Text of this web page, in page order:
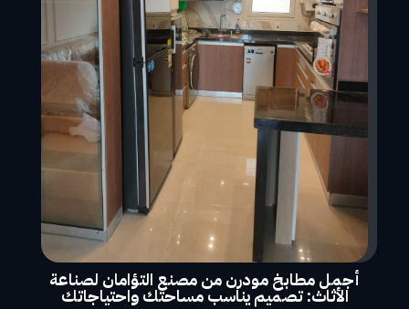
أجمل مطابخ مودرن من مصنع التؤامان لصناعة
الأثاث: تصميم يناسب مساحتك واحتياجاتك